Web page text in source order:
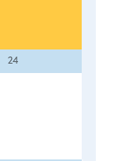
24